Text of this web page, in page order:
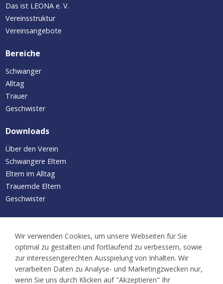
Das ist LEONA e. V.
Vereinsstruktur
Vereinsangebote
Bereiche
Schwanger
Alltag
Trauer
Geschwister
Downloads
Über den Verein
Schwangere Eltern
Eltern im Alltag
Trauernde Eltern
Geschwister
Neuigkeiten
Kalender
Familientreffen
Wir verwenden Cookies, um unsere Webseiten für Sie
optimal zu gestalten und fortlaufend zu verbessern, sowie
zur interessengerechten Ausspielung von Inhalten. Wir
verarbeiten Daten zu Analyse- und Marketingzwecken nur,
wenn Sie uns durch Klicken auf "Akzeptieren" Ihr